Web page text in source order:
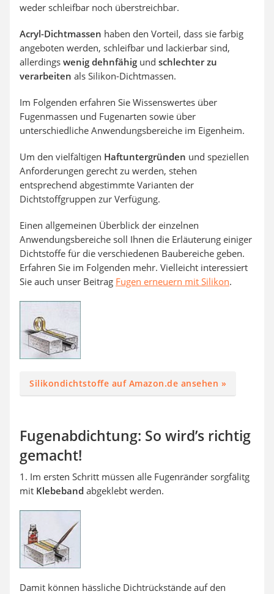
weder schleifbar noch überstreichbar.
Acryl-Dichtmassen haben den Vorteil, dass sie farbig
angeboten werden, schleifbar und lackierbar sind,
allerdings wenig dehnfähig und schlechter zu
verarbeiten als Silikon-Dichtmassen.
Im Folgenden erfahren Sie Wissenswertes über
Fugenmassen und Fugenarten sowie über
unterschiedliche Anwendungsbereiche im Eigenheim.
Um den vielfältigen Haftuntergründen und speziellen
Anforderungen gerecht zu werden, stehen
entsprechend abgestimmte Varianten der
Dichtstoffgruppen zur Verfügung.
Einen allgemeinen Überblick der einzelnen
Anwendungsbereiche soll Ihnen die Erläuterung einiger
Dichtstoffe für die verschiedenen Baubereiche geben.
Erfahren Sie im Folgenden mehr. Vielleicht interessiert
Sie auch unser Beitrag Fugen erneuern mit Silikon.
Silikondichtstoffe auf Amazon.de ansehen »
Fugenabdichtung: So wird’s richtig
gemacht!
1. Im ersten Schritt müssen alle Fugenränder sorgfälitg
mit Klebeband abgeklebt werden.
Damit können hässliche Dichtrückstände auf den